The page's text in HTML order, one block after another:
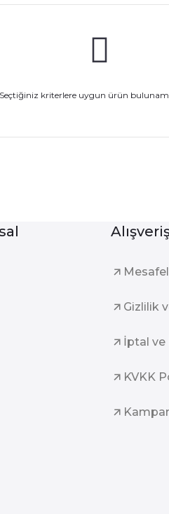
Seçtiğiniz kriterlere uygun ürün
Gizlilik
İptal ve
KVKK